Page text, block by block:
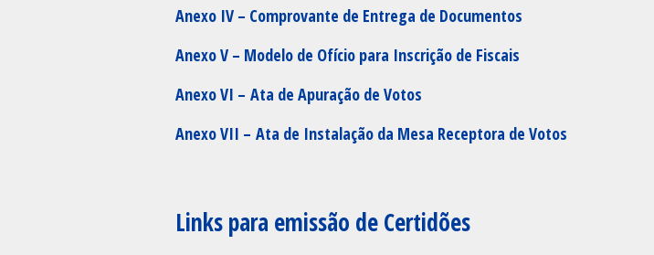
Anexo IV – Comprovante de Entrega de Documentos
Anexo V – Modelo de Ofício para Inscrição de Fiscais
Anexo VI – Ata de Apuração de Votos
Anexo VII – Ata de Instalação da Mesa Receptora de Votos
Links para emissão de Certidões